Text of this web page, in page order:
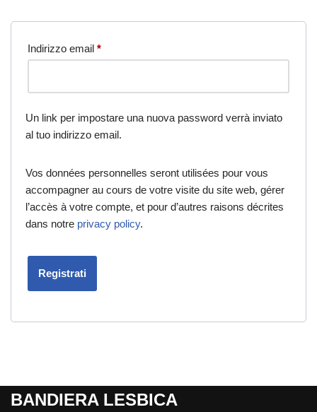
Indirizzo email *
Un link per impostare una nuova password verrà inviato
al tuo indirizzo email.
Vos données personnelles seront utilisées pour vous
accompagner au cours de votre visite du site web, gérer
l’accès à votre compte, et pour d’autres raisons décrites
dans notre privacy policy.
Registrati
BANDIERA LESBICA